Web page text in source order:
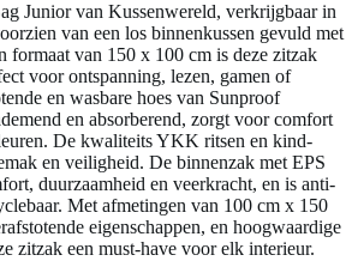
Junior van Kussenwereld, verkrijgbaar in
van een los binnenkussen gevuld met
formaat van 150 x 100 cm is deze zitzak
voor ontspanning, lezen, gamen of
en wasbare hoes van Sunproof
en absorberend, zorgt voor comfort
De kwaliteits YKK ritsen en kind-
en veiligheid. De binnenzak met EPS
duurzaamheid en veerkracht, en is anti-
Met afmetingen van 100 cm x 150
eigenschappen, en hoogwaardige
zitzak een must-have voor elk interieur.